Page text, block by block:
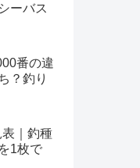
ーバス
番の違
？釣り
｜釣種
1枚で